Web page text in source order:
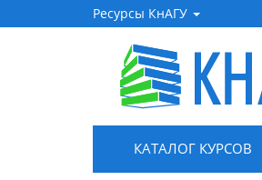
Ресурсы КнАГУ
КАТАЛОГ КУРСОВ